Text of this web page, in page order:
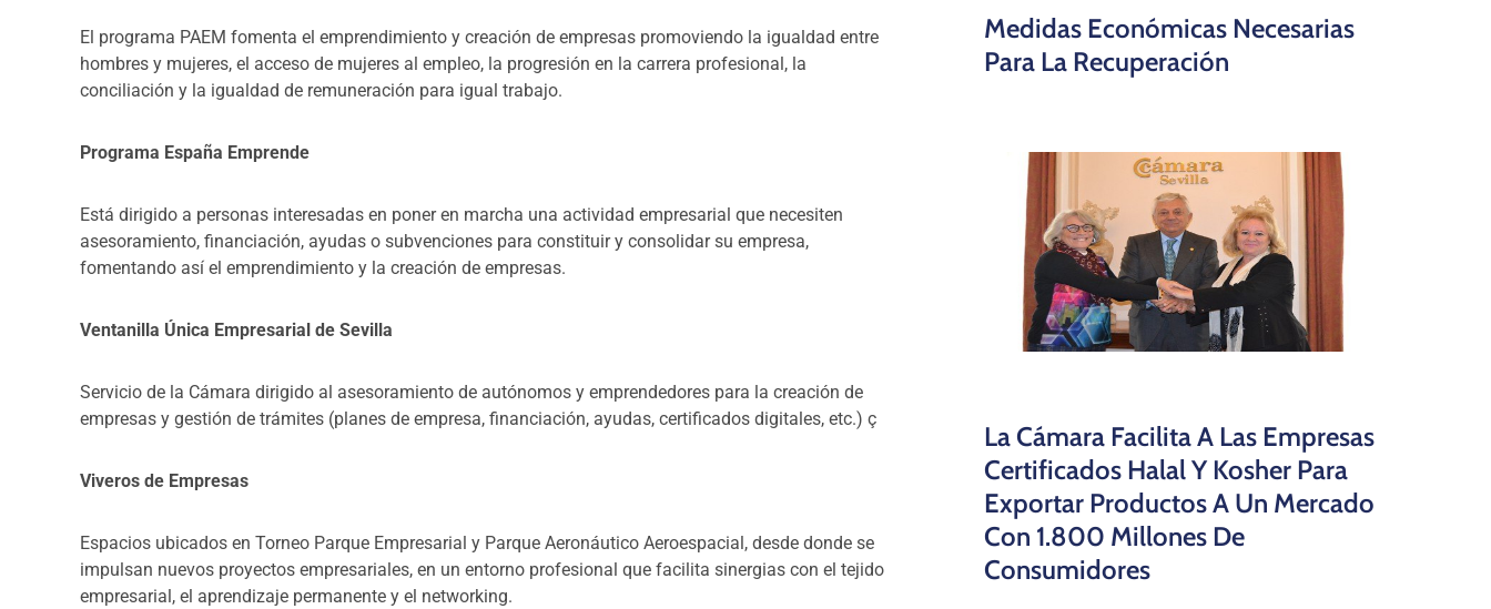
El programa PAEM fomenta el emprendimiento y creación de empresas promoviendo la igualdad entre
hombres y mujeres, el acceso de mujeres al empleo, la progresión en la carrera profesional, la
conciliación y la igualdad de remuneración para igual trabajo.
Programa España Emprende
Está dirigido a personas interesadas en poner en marcha una actividad empresarial que necesiten
asesoramiento, financiación, ayudas o subvenciones para constituir y consolidar su empresa,
fomentando así el emprendimiento y la creación de empresas.
Ventanilla Única Empresarial de Sevilla
Servicio de la Cámara dirigido al asesoramiento de autónomos y emprendedores para la creación de
empresas y gestión de trámites (planes de empresa, financiación, ayudas, certificados digitales, etc.) ç
Viveros de Empresas
Espacios ubicados en Torneo Parque Empresarial y Parque Aeronáutico Aeroespacial, desde donde se
impulsan nuevos proyectos empresariales, en un entorno profesional que facilita sinergias con el tejido
empresarial, el aprendizaje permanente y el networking.
Medidas Económicas Necesarias
Para La Recuperación
La Cámara Facilita A Las Empresas
Certificados Halal Y Kosher Para
Exportar Productos A Un Mercado
Con 1.800 Millones De
Consumidores